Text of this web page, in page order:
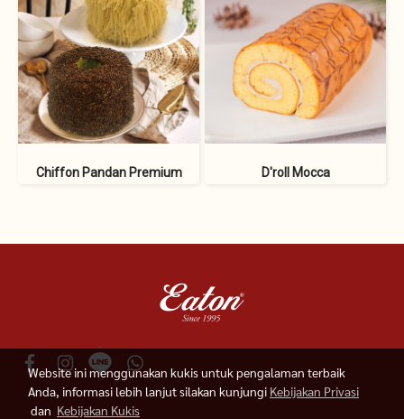
Chiffon Pandan Premium D'roll Mocca
Website ini menggunakan kukis untuk pengalaman terbaik
Anda, informasi lebih lanjut silakan kunjungi Kebijakan Privasi
dan Kebijakan Kukis